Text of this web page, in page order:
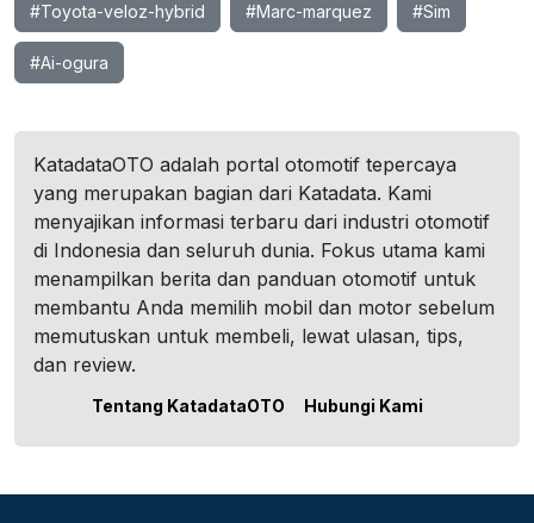
#Toyota-veloz-hybrid #Marc-marquez #Sim
#Ai-ogura
KatadataOTO adalah portal otomotif tepercaya
yang merupakan bagian dari Katadata. Kami
menyajikan informasi terbaru dari industri otomotif
di Indonesia dan seluruh dunia. Fokus utama kami
menampilkan berita dan panduan otomotif untuk
membantu Anda memilih mobil dan motor sebelum
memutuskan untuk membeli, lewat ulasan, tips,
dan review.
Tentang KatadataOTO Hubungi Kami